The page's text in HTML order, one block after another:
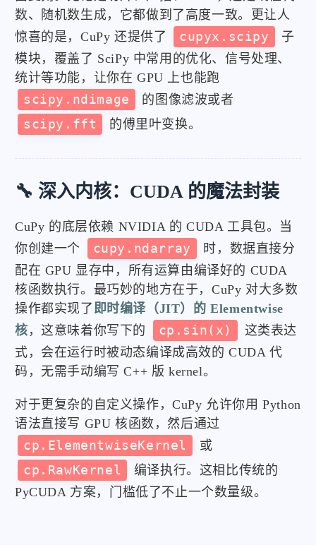
数、随机数生成，它都做到了高度一致。更让人
惊喜的是，CuPy 还提供了
cupyx.scipy
子
模块，覆盖了 SciPy 中常用的优化、信号处理、
统计等功能，让你在 GPU 上也能跑
scipy.ndimage
的图像滤波或者
scipy.fft
的傅里叶变换。
🔧 深入内核：CUDA 的魔法封装
CuPy 的底层依赖 NVIDIA 的 CUDA 工具包。当
你创建一个
cupy.ndarray
时，数据直接分
配在 GPU 显存中，所有运算由编译好的 CUDA
核函数执行。最巧妙的地方在于，CuPy 对大多数
操作都实现了 即时编译（JIT）的 Elementwise
核 ，这意味着你写下的 cp.sin(x)
这类表达
式，会在运行时被动态编译成高效的 CUDA 代
码，无需手动编写 C++ 版 kernel。
对于更复杂的自定义操作，CuPy 允许你用 Python
语法直接写 GPU 核函数，然后通过
cp.ElementwiseKernel
或
cp.RawKernel
编译执行。这相比传统的
PyCUDA 方案，门槛低了不止一个数量级。